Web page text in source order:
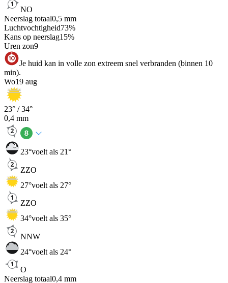
NO
Neerslag totaal0,5 mm
Luchtvochtigheid73%
Kans op neerslag15%
Uren zon9
Je huid kan in volle zon extreem snel verbranden (binnen 10
min).
Wo19 aug
23° /34°
0,4 mm
23°voelt als 21°
ZZO
27°voelt als 27°
ZZO
34°voelt als 35°
NNW
24°voelt als 24°
O
Neerslag totaal0,4 mm